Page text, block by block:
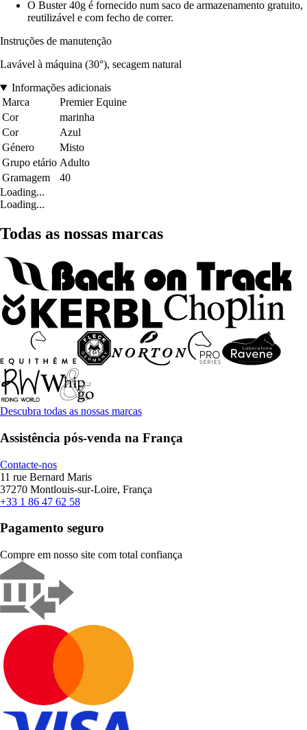
O Buster 40g é fornecido num saco de armazenamento gratuito,
reutilizável e com fecho de correr.
Instruções de manutenção
Lavável à máquina (30°), secagem natural
Informações adicionais
Marca
Premier Equine
Cor
marinha
Cor
Azul
Género
Misto
Grupo etário Adulto
Gramagem
40
Loading...
Loading...
Todas as nossas marcas
Descubra todas as nossas marcas
Assistência pós-venda na França
Contacte-nos
11 rue Bernard Maris
37270 Montlouis-sur-Loire, França
+33 1 86 47 62 58
Pagamento seguro
Compre em nosso site com total confiança